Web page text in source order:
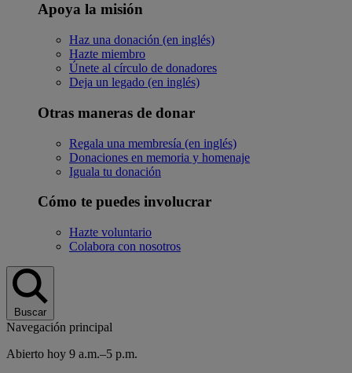
Apoya la misión
Haz una donación (en inglés)
Hazte miembro
Únete al círculo de donadores
Deja un legado (en inglés)
Otras maneras de donar
Regala una membresía (en inglés)
Donaciones en memoria y homenaje
Iguala tu donación
Cómo te puedes involucrar
Hazte voluntario
Colabora con nosotros
Buscar
Navegación principal
Abierto hoy 9 a.m.–5 p.m.